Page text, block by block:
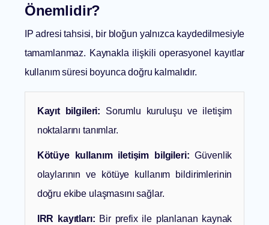
Önemlidir?
IP adresi tahsisi, bir bloğun yalnızca kaydedilmesiyle
tamamlanmaz. Kaynakla ilişkili operasyonel kayıtlar
kullanım süresi boyunca doğru kalmalıdır.
Kayıt bilgileri: Sorumlu kuruluşu ve iletişim
noktalarını tanımlar.
Kötüye kullanım iletişim bilgileri: Güvenlik
olaylarının ve kötüye kullanım bildirimlerinin
doğru ekibe ulaşmasını sağlar.
IRR kayıtları: Bir prefix ile planlanan kaynak